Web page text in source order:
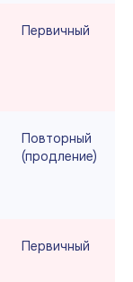
Первичный
Повторный
(продление)
Первичный